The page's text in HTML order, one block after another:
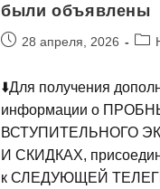
были объявлены
28 апреля, 2026
⬇️Для получения
информации о
ВСТУПИТЕЛЬНОГО
И СКИДКАХ,
к СЛЕДУЮЩЕЙ